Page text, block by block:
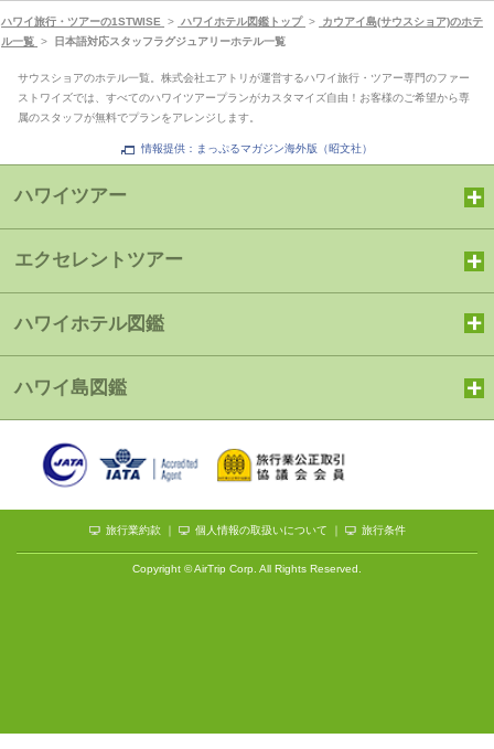
ハワイ旅行・ツアーの1STWISE > ハワイホテル図鑑トップ >
カウアイ島(サウスショア)のホテ
ル一覧 > 日本語対応スタッフラグジュアリーホテル一覧
サウスショアのホテル一覧。株式会社エアトリが運営するハワイ旅行・ツアー専門のファー
ストワイズでは、すべてのハワイツアープランがカスタマイズ自由！お客様のご希望から専
属のスタッフが無料でプランをアレンジします。
情報提供：まっぷるマガジン海外版（昭文社）
ハワイツアー
エクセレントツアー
ハワイホテル図鑑
ハワイ島図鑑
旅行業約款｜ 個人情報の取扱いについて ｜ 旅行条件
Copyright © AirTrip Corp. All Rights Reserved.